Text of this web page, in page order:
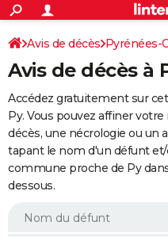
ACTUALITÉS
Politique
Société
Faits Divers
Education
Monde
Villes
+
SPORT
Coupe du monde 2026
Football
Tennis
Cyclisme
Rugby
Forum
Programme TV
TNT
Streaming
Cinéma
Sorties cinéma
Musique
+
FINANCE
Retraite
Epargne
Immobilier
Risques naturels par ville
Assurance
AUTO
Essais
Réserver un essai
Citadines
Berlines
SUV
Forum auto
+
HIGH-TECH
BRICOLAGE
Avis de décès Pyrénées-
Avis de décès à
Accédez gratuitement sur
Py. Vous pouvez affiner
décès, une nécrologie ou un
tapant le nom d'un défunt
commune proche de Py
dessous.